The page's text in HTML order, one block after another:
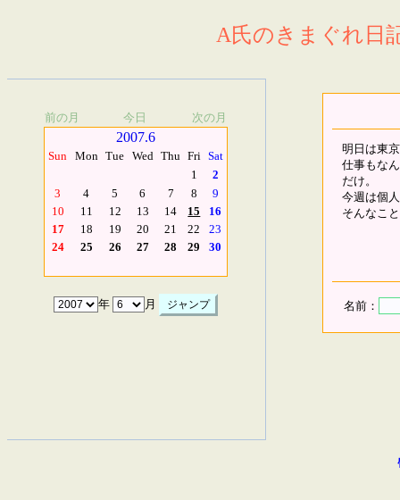
A氏のきまぐれ日
前の月 今日 次の月
2007.6
Sun Mon Tue Wed Thu Fri Sat
1
2
3
4 5 6 7 8
9
10
11 12 13 14 15
16
17
18 19 20 21 22
23
24
25 26 27 28 29 30
年 月
明日は東
仕事もな
だけ。
今週は個
そんなこ
名前：